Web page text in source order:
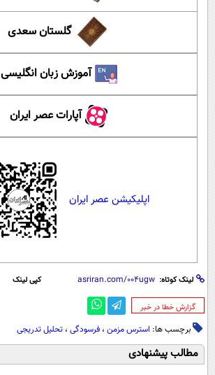
گلستان سعدی
آموزش زبان انگلیسی
آپارات عصر ایران
اپلیکیشن عصر ایران
لینک کوتاه: کپی لینک
‌گزارش خطا در خبر
برچسب ها: استرس مزمن ، فرسودگی ، تحلیل تدریجی
مطالب پیشنهادی